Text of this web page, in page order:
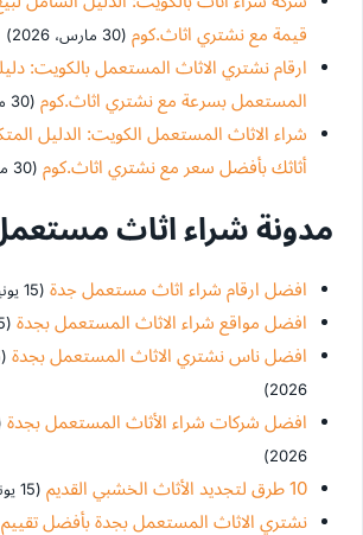
قيمة مع نشتري اثاث.كوم (30 مارس، 2026)
ارقام نشتري الاثاث المستعمل بالكويت:
المستعمل بسرعة مع نشتري اثاث.كوم (30 مارس، 2026)
شراء الاثاث المستعمل الكويت: الدليل
أثاثك بأفضل سعر مع نشتري اثاث.كوم (30 مارس، 2026)
مدونة شراء اثاث
افضل ارقام شراء اثاث مستعمل جدة (15 يونيو، 2026)
افضل مواقع شراء الاثاث المستعمل بجدة (15 يونيو، 2026)
افضل ناس نشتري الاثاث المستعمل بجدة
2026)
افضل شركات شراء الأثاث المستعمل بجدة
2026)
10 طرق لتجديد الأثاث الخشبي القديم (15 يونيو، 2026)
نشتري الاثاث المستعمل بجدة بأفضل